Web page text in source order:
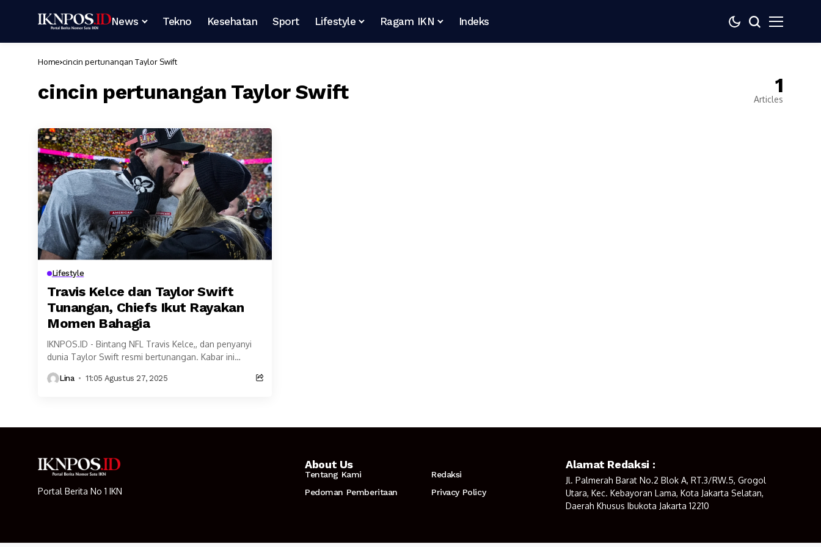
News Tekno Kesehatan Sport Lifestyle Ragam IKN Indeks
Home cincin pertunangan Taylor Swift
cincin pertunangan Taylor Swift 1
Articles
Lifestyle
Travis Kelce dan Taylor Swift
Tunangan, Chiefs Ikut Rayakan
Momen Bahagia
IKNPOS.ID - Bintang NFL Travis Kelce,, dan penyanyi
dunia Taylor Swift resmi bertunangan. Kabar ini
langsung menjadi...
Lina 11:05 Agustus 27, 2025
Portal Berita No 1 IKN
About Us
Tentang Kami
Redaksi
Pedoman Pemberitaan
Privacy Policy
Alamat Redaksi :
Jl. Palmerah Barat No.2 Blok A, RT.3/RW.5, Grogol
Utara, Kec. Kebayoran Lama, Kota Jakarta Selatan,
Daerah Khusus Ibukota Jakarta 12210